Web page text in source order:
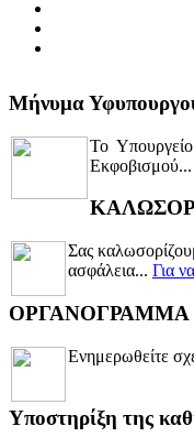
Μήνυμα
Το
Εκφοβισμού...
Σας
ασφάλεια... Για
ΟΡΓΑΝΟΓΡΑΜΜΑ
Ενημερωθείτε
Yποστηρίξη της